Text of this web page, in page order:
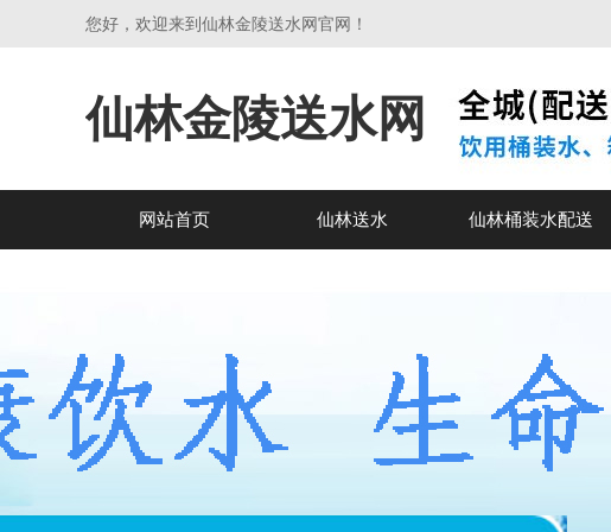
您好，欢迎来到仙林金陵送水网官网！
仙林金陵送水网
网站首页 仙林送水 仙林桶装水配送